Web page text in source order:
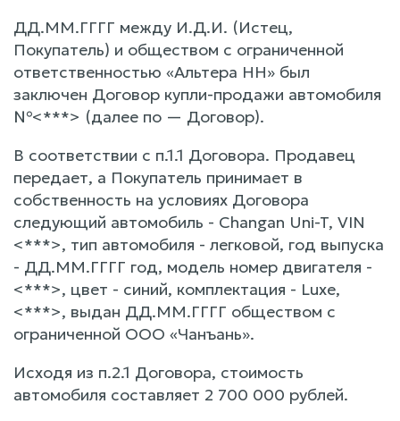
ДД.ММ.ГГГГ между И.Д.И. (Истец,
Покупатель) и обществом с ограниченной
ответственностью «Альтера НН» был
заключен Договор купли-продажи автомобиля
№<***> (далее по — Договор).
В соответствии с п.1.1 Договора. Продавец
передает, а Покупатель принимает в
собственность на условиях Договора
следующий автомобиль - Changan Uni-T, VIN
<***>, тип автомобиля - легковой, год выпуска
- ДД.ММ.ГГГГ год, модель номер двигателя -
<***>, цвет - синий, комплектация - Luxe,
<***>, выдан ДД.ММ.ГГГГ обществом с
ограниченной ООО «Чанъань».
Исходя из п.2.1 Договора, стоимость
автомобиля составляет 2 700 000 рублей.